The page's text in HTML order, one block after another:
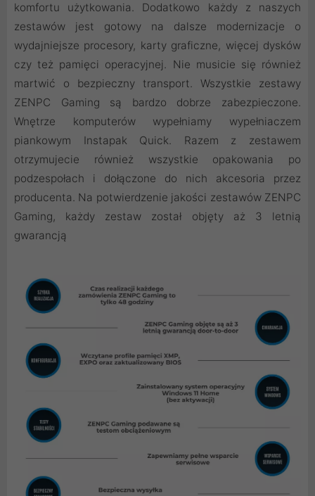
komfortu użytkowania. Dodatkowo każdy z naszych
zestawów jest gotowy na dalsze modernizacje o
wydajniejsze procesory, karty graficzne, więcej dysków
czy też pamięci operacyjnej. Nie musicie się również
martwić o bezpieczny transport. Wszystkie zestawy
ZENPC Gaming są bardzo dobrze zabezpieczone.
Wnętrze komputerów wypełniamy wypełniaczem
piankowym Instapak Quick. Razem z zestawem
otrzymujecie również wszystkie opakowania po
podzespołach i dołączone do nich akcesoria przez
producenta. Na potwierdzenie jakości zestawów ZENPC
Gaming, każdy zestaw został objęty aż 3 letnią
gwarancją